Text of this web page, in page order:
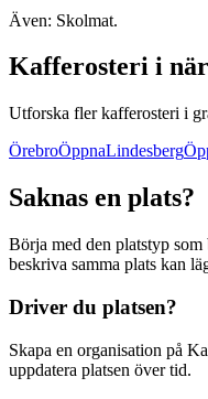
Även: Skolmat.
Kafferosteri i
Utforska fler kafferosteri i
ÖrebroÖppnaLindesberg
Saknas en plats?
Börja med den platstyp som
beskriva samma plats kan
Driver du platsen?
Skapa en organisation på
uppdatera platsen över tid.